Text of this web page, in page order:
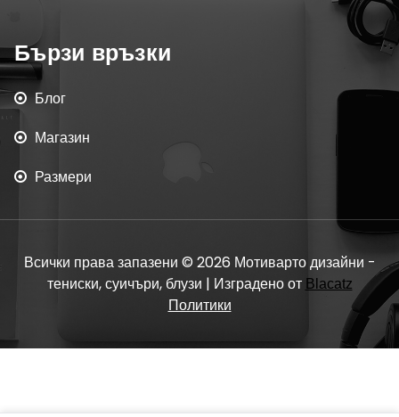
Бързи връзки
Блог
Магазин
Размери
Всички права запазени © 2026 Мотиварто дизайни -
тениски, суичъри, блузи | Изградено от Blacatz
Политики